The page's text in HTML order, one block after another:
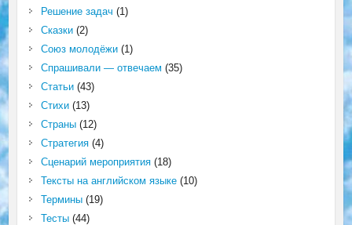
Решение задач (1)
Сказки(2)
Союз молодёжи(1)
Спрашивали — отвечаем (35)
Статьи(43)
Стихи(13)
Страны(12)
Стратегия(4)
Сценарий мероприятия(18)
Тексты на английском языке(10)
Термины(19)
Тесты(44)